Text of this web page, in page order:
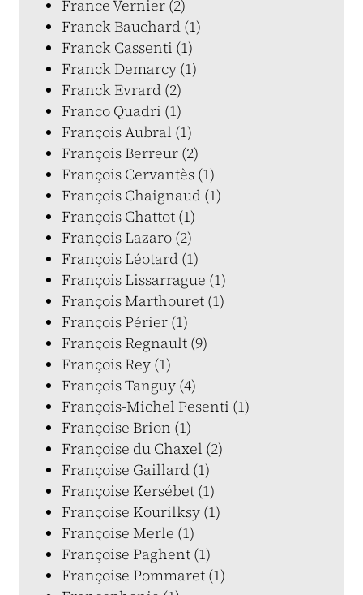
France Vernier (2)
Franck Bauchard (1)
Franck Cassenti (1)
Franck Demarcy (1)
Franck Evrard (2)
Franco Quadri (1)
François Aubral (1)
François Berreur (2)
François Cervantès (1)
François Chaignaud (1)
François Chattot (1)
François Lazaro (2)
François Léotard (1)
François Lissarrague (1)
François Marthouret (1)
François Périer (1)
François Regnault (9)
François Rey (1)
François Tanguy (4)
François-Michel Pesenti (1)
Françoise Brion (1)
Françoise du Chaxel (2)
Françoise Gaillard (1)
Françoise Kersébet (1)
Françoise Kourilksy (1)
Françoise Merle (1)
Françoise Paghent (1)
Françoise Pommaret (1)